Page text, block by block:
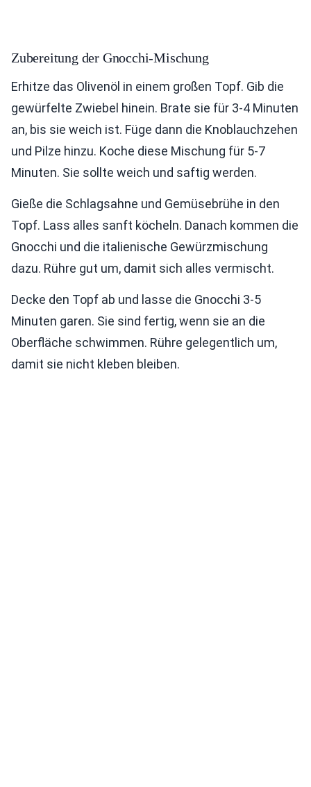
Zubereitung der Gnocchi-Mischung
Erhitze das Olivenöl in einem großen Topf. Gib die
gewürfelte Zwiebel hinein. Brate sie für 3-4 Minuten
an, bis sie weich ist. Füge dann die Knoblauchzehen
und Pilze hinzu. Koche diese Mischung für 5-7
Minuten. Sie sollte weich und saftig werden.
Gieße die Schlagsahne und Gemüsebrühe in den
Topf. Lass alles sanft köcheln. Danach kommen die
Gnocchi und die italienische Gewürzmischung
dazu. Rühre gut um, damit sich alles vermischt.
Decke den Topf ab und lasse die Gnocchi 3-5
Minuten garen. Sie sind fertig, wenn sie an die
Oberfläche schwimmen. Rühre gelegentlich um,
damit sie nicht kleben bleiben.